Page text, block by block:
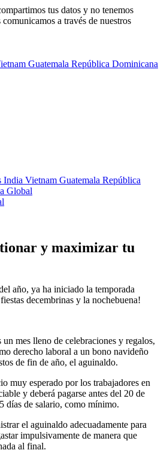
tus datos y no tenemos
a través de nuestros
Guatemala República Dominicana
India Vietnam Guatemala República
Global
y maximizar tu
año, ya ha iniciado la temporada
decembrinas y la nochebuena!
mes lleno de celebraciones y regalos,
derecho laboral a un bono navideño
de fin de año, el aguinaldo.
muy esperado por los trabajadores en
y deberá pagarse antes del 20 de
días de salario, como mínimo.
el aguinaldo adecuadamente para
impulsivamente de manera que
al final.